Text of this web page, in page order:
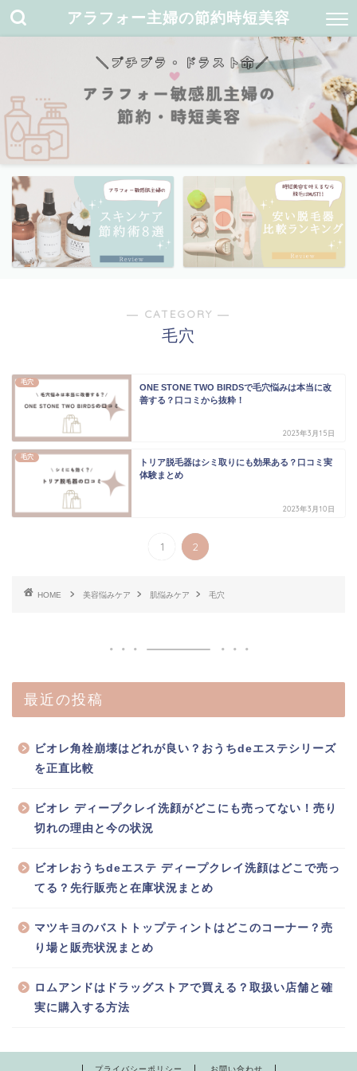
アラフォー主婦の節約時短美容
― CATEGORY ―
毛穴
毛穴
ONE STONE TWO BIRDSで毛穴悩みは本当に改
善する？口コミから抜粋！
2023年3月15日
毛穴
トリア脱毛器はシミ取りにも効果ある？口コミ実
体験まとめ
2023年3月10日
1 2
HOME 美容悩みケア 肌悩みケア 毛穴
最近の投稿
ビオレ角栓崩壊はどれが良い？おうちdeエステシリーズ
を正直比較
ビオレ ディープクレイ洗顔がどこにも売ってない！売り
切れの理由と今の状況
ビオレおうちdeエステ ディープクレイ洗顔はどこで売っ
てる？先行販売と在庫状況まとめ
マツキヨのバストトップティントはどこのコーナー？売
り場と販売状況まとめ
ロムアンドはドラッグストアで買える？取扱い店舗と確
実に購入する方法
プライバシーポリシー お問い合わせ